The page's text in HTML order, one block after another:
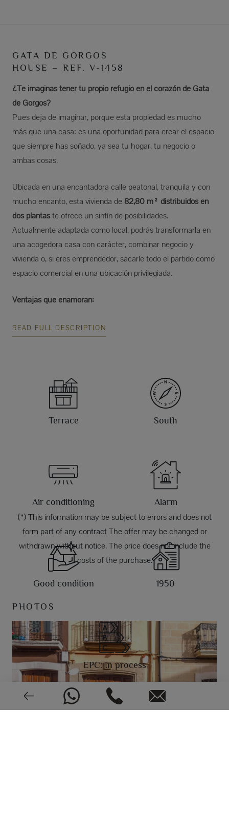
GATA DE GORGOS
HOUSE – REF. V-1458
¿Te imaginas tener tu propio refugio en el corazón de Gata
de Gorgos?
Pues deja de imaginar, porque esta propiedad es mucho
más que una casa: es una oportunidad para crear el espacio
que siempre has soñado, ya sea tu hogar, tu negocio o
ambas cosas.
Ubicada en una encantadora calle peatonal, tranquila y con
mucho encanto, esta vivienda de 82,80 m² distribuidos en
dos plantaste ofrece un sinfín de posibilidades.
Actualmente adaptada como local, podrás transformarla en
una acogedora casa con carácter, combinar negocio y
vivienda o, si eres emprendedor, sacarle todo el partido como
espacio comercial en una ubicación privilegiada.
Ventajas que enamoran:
READ FULL DESCRIPTION
Terrace South
Air conditioning Alarm
Good condition 1950
EPC: In process
(*) This information may be subject to errors and does not
form part of any contract The offer may be changed or
withdrawn without notice. The price does not include the
costs of the purchase.
PHOTOS